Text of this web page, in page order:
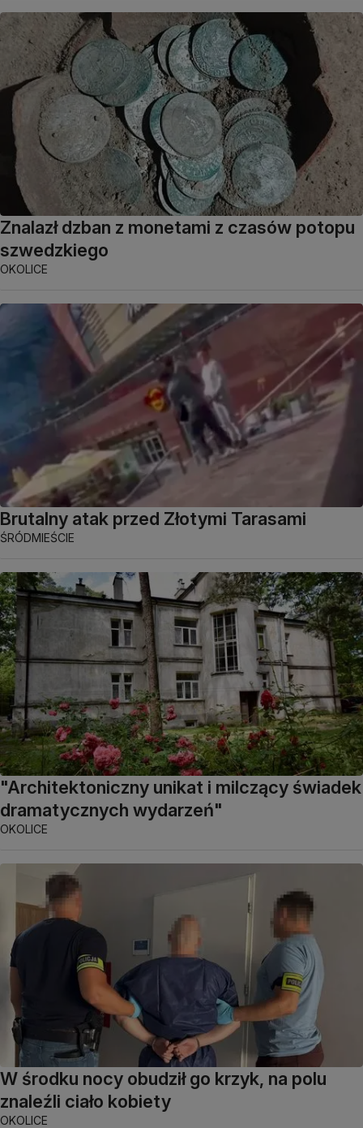
Znalazł dzban z monetami z czasów potopu
szwedzkiego
OKOLICE
Brutalny atak przed Złotymi Tarasami
ŚRÓDMIEŚCIE
"Architektoniczny unikat i milczący świadek
dramatycznych wydarzeń"
OKOLICE
W środku nocy obudził go krzyk, na polu
znaleźli ciało kobiety
OKOLICE